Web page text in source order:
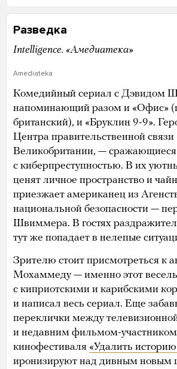
Разведка
Intelligence. «Амедиатека»
Amediateka
Комедийный сериал с Дэвидом
напоминающий разом и «Офис»
британский), и «Бруклин 9-9».
Центра правительственной связи
Великобритании, — сражающиеся
с киберпреступностью. В их
ценят личное пространство и
приезжает американец из
национальной безопасности —
Швиммера. В гостях
тут же попадает в нелепые
Зрителю стоит присмотреться к
Мохаммеду — именно этот
с киприотскими и карибскими
и написал весь сериал. Еще
переклички между
и недавним фильмом-участником
кинофестиваля «Удалить
иронизируют над дивным новым